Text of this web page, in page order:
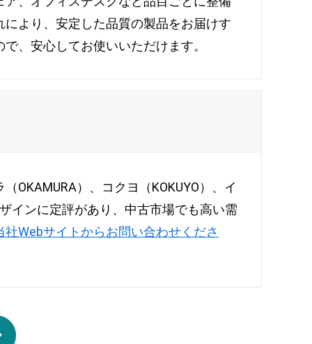
より、安定した品質の製品をお届けす
、安心してお使いいただけます。
OKAMURA）、コクヨ（KOKUYO）、イ
インに定評があり、中古市場でも高い需
社Webサイトからお問い合わせくださ